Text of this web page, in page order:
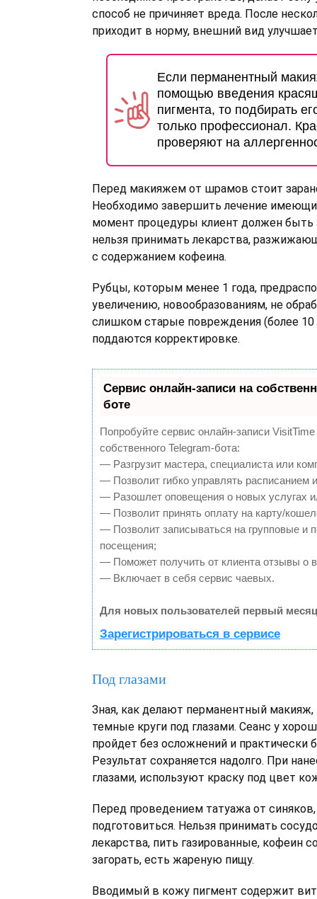
способ не причиняет вреда. После
приходит в норму, внешний вид
Если перманентный
помощью введения
пигмента, то подбирать
только профессионал.
проверяют на
Перед макияжем от шрамов стоит
Необходимо завершить лечение
момент процедуры клиент должен быть
нельзя принимать лекарства,
с содержанием кофеина.
Рубцы, которым менее 1 года,
увеличению, новообразованиям, не
слишком старые повреждения (более 10
поддаются корректировке.
Сервис онлайн-записи на
боте
Попробуйте сервис онлайн-записи
собственного Telegram-бота:
— Разгрузит мастера, специалиста или
— Позволит гибко управлять расписанием и
— Разошлет оповещения о новых услугах
— Позволит принять оплату на карту/
— Позволит записываться на групповые и
посещения;
— Поможет получить от клиента отзывы о
— Включает в себя сервис чаевых.
Для новых пользователей первый
Зарегистрироваться в сервисе
Под глазами
Зная, как делают перманентный
темные круги под глазами. Сеанс у
пройдет без осложнений и практически
Результат сохраняется надолго. При
глазами, используют краску под цвет
Перед проведением татуажа от
подготовиться. Нельзя принимать
лекарства, пить газированные, кофеин
загорать, есть жареную пищу.
Вводимый в кожу пигмент содержит